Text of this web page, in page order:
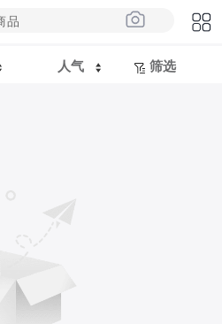
人气 筛选